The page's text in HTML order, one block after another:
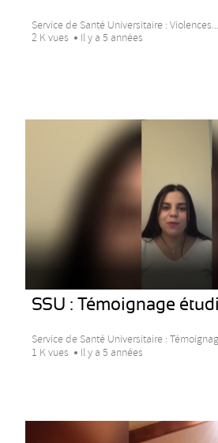
Service de Santé Universitaire : Violences...
2 K vues
Il y a 5 années
SSU : Témoignage
Service de Santé Universitaire :
1 K vues
Il y a 5 années